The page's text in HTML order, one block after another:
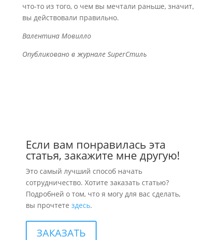
что-то из того, о чем вы мечтали раньше, значит,
вы действовали правильно.
Валентина Мовилло
Опубликовано в журнале SuperСтиль
Если вам понравилась эта
статья, закажите мне другую!
Это самый лучший способ начать
сотрудничество. Хотите заказать статью?
Подробней о том, что я могу для вас сделать,
вы прочтете здесь.
ЗАКАЗАТЬ